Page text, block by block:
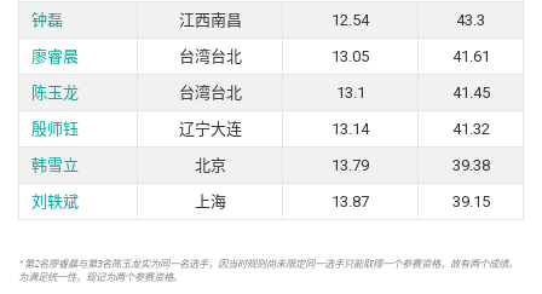
钟磊 江西南昌 12.54
43.3
廖睿晨
台湾台北 13.05
41.61
陈玉龙
台湾台北 13.1
41.45
殷师钰
辽宁大连 13.14
41.32
韩雪立
北京 13.79
39.38
刘轶斌
上海 13.87 39.15
* 第2名廖睿晨与第3名陈玉龙实为同一名选手，因当时规则尚未限定同一选手只能取得一个参赛资格，故有两个成绩。
为满足统一性，现记为两个参赛资格。